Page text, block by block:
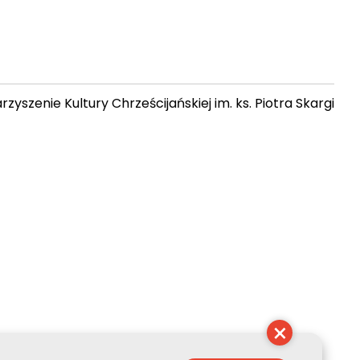
Kultury Chrześcijańskiej im. ks. Piotra Skargi
×